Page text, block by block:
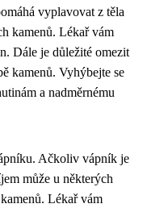
vyplavovat z těla
kamenů. Lékař vám
Dále je důležité omezit
kamenů. Vyhýbejte se
a nadměrnému
Ačkoliv vápník je
může u některých
Lékař vám